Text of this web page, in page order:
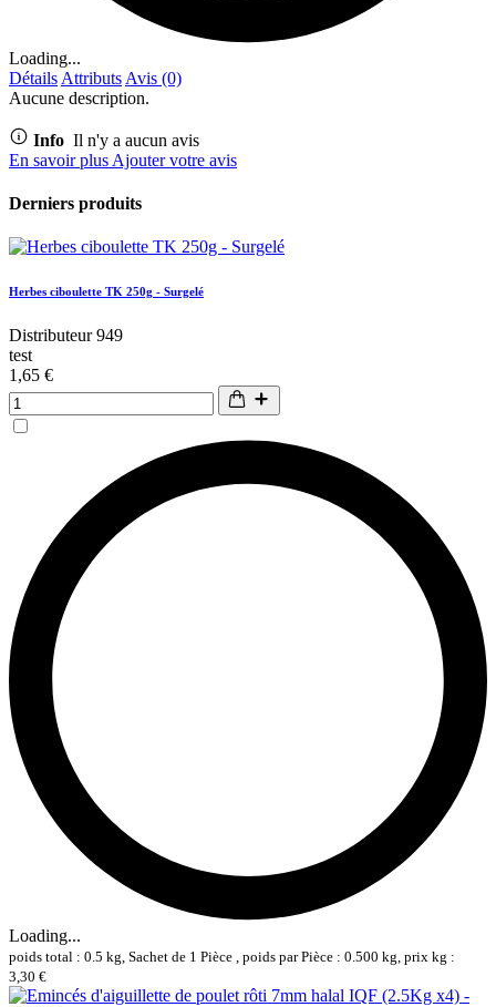
Loading...
Détails Attributs Avis (0)
Aucune description.
Info Il n'y a aucun avis
En savoir plus Ajouter votre avis
Derniers produits
Herbes ciboulette TK 250g - Surgelé
Distributeur 949
test
1,65 €
Loading...
poids total : 0.5 kg, Sachet de 1 Pièce , poids par Pièce : 0.500 kg, prix kg :
3,30 €